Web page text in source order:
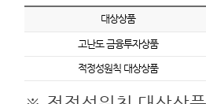
대상상품
고난도 금융투자상품
적정성원칙 대상상품